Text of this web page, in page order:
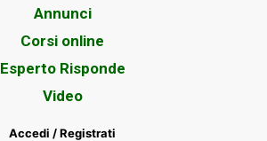
Annunci
Corsi online
Esperto Risponde
Video
Accedi / Registrati